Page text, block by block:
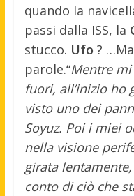
quando la
passi dalla ISS, la
stucco. Ufo ?
parole.“Mentre
fuori, all’inizio ho
visto uno dei
Soyuz. Poi i miei
nella visione
girata
conto di ciò che